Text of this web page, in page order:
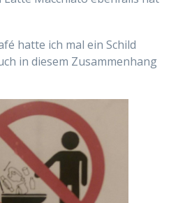
hatte ich mal ein Schild
in diesem Zusammenhang